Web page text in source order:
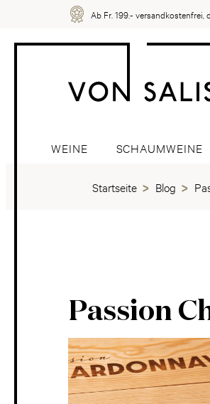
Ab Fr. 199.- versandkostenfrei,
WEINE SCHAUMWEINE
Startseite Blog
Passion